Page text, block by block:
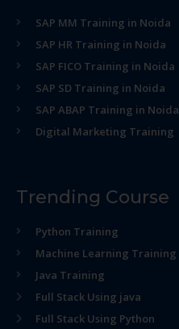
SAP MM Training in Noida
SAP HR Training in Noida
SAP FICO Training in Noida
SAP SD Training in Noida
SAP ABAP Training in Noida
Digital Marketing Training
Trending Course
Python Training
Machine Learning Training
Java Training
Full Stack Using java
Full Stack Using Python